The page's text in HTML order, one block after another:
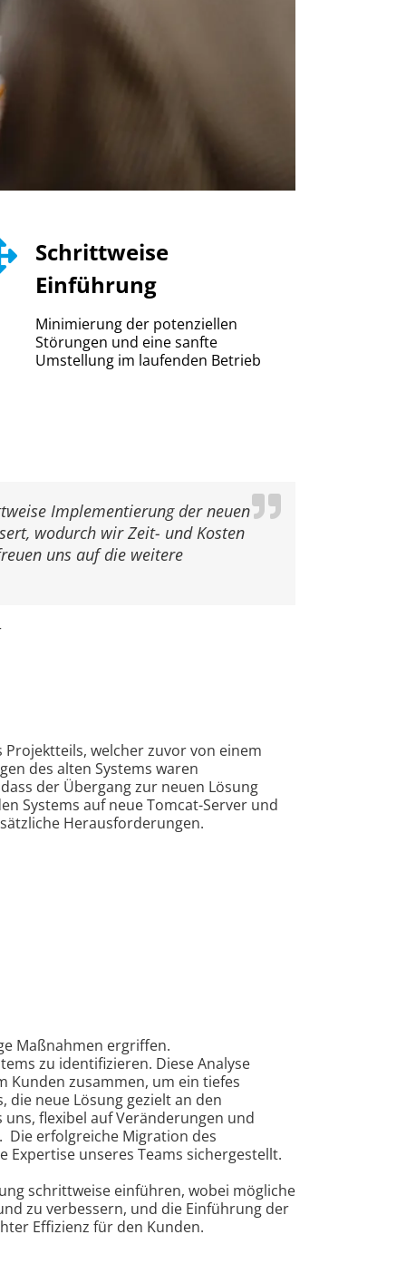
Schrittweise
Einführung
Minimierung der potenziellen
Störungen und eine sanfte
Umstellung im laufenden Betrieb
Implementierung der neuen
wodurch wir Zeit- und Kosten
uns auf die weitere
welcher zuvor von einem
des alten Systems waren
der Übergang zur neuen Lösung
Systems auf neue Tomcat-Server und
Herausforderungen.
Maßnahmen ergriffen.
zu identifizieren. Diese Analyse
Kunden zusammen, um ein tiefes
neue Lösung gezielt an den
flexibel auf Veränderungen und
Die erfolgreiche Migration des
unseres Teams sichergestellt.
schrittweise einführen, wobei mögliche
zu verbessern, und die Einführung der
Effizienz für den Kunden.